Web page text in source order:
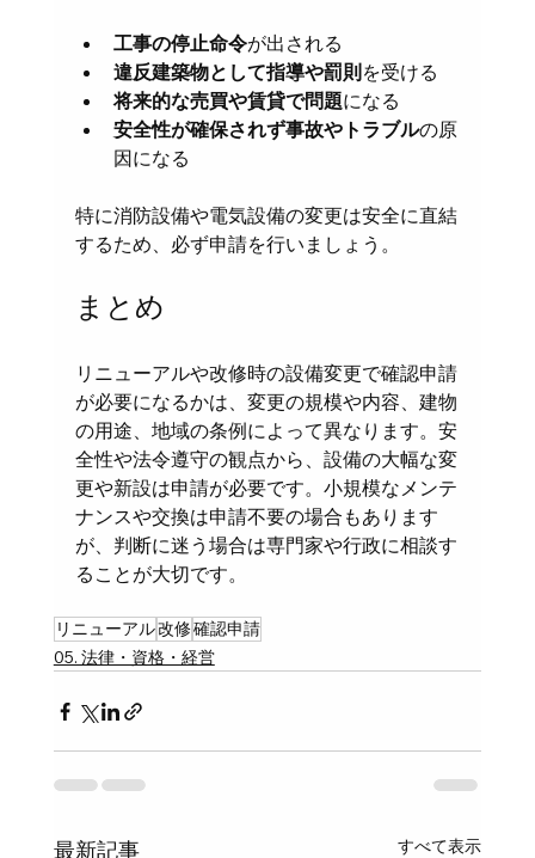
工事の停止命令が出される
違反建築物として指導や罰則 を受ける
将来的な売買や賃貸で問題になる
安全性が確保されず事故やトラブルの原
因になる
特に消防設備や電気設備の変更は安全に直結
するため、必ず申請を行いましょう。
まとめ
リニューアルや改修時の設備変更で確認申請
が必要になるかは、変更の規模や内容、建物
の用途、地域の条例によって異なります。安
全性や法令遵守の観点から、設備の大幅な変
更や新設は申請が必要です。小規模なメンテ
ナンスや交換は申請不要の場合もあります
が、判断に迷う場合は専門家や行政に相談す
ることが大切です。
リニューアル改修確認申請
05. 法律・資格・経営
最新記事 すべて表示